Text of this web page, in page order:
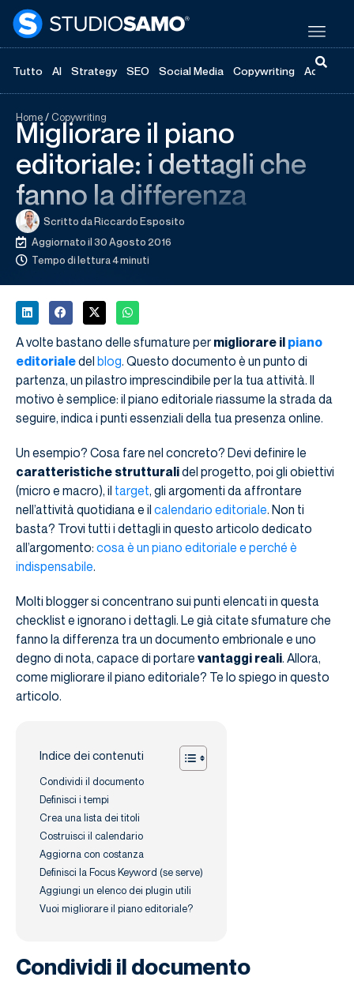
Tutto AI Strategy SEO Social Media Copywriting
Home/ Copywriting
Migliorare il piano
editoriale: i dettagli che
fanno la differenza
Scritto daRiccardo Esposito
Aggiornato il 30 Agosto 2016
Tempo di lettura 4 minuti
A volte bastano delle sfumature permigliorare il piano
editorialedel blog. Questo documento è un punto di
partenza, un pilastro imprescindibile per la tua attività. Il
motivo è semplice: il piano editoriale riassume la strada da
seguire, indica i punti essenziali della tua presenza online.
Un esempio? Cosa fare nel concreto? Devi definire le
caratteristiche strutturalidel progetto, poi gli obiettivi
(micro e macro), il target, gli argomenti da affrontare
nell’attività quotidiana e il calendario editoriale. Non ti
basta? Trovi tutti i dettagli in questo articolo dedicato
all’argomento: cosa è un piano editoriale e perché è
indispensabile.
Molti blogger si concentrano sui punti elencati in questa
checklist e ignorano i dettagli. Le già citate sfumature che
fanno la differenza tra un documento embrionale e uno
degno di nota, capace di portare vantaggi reali. Allora,
come migliorare il piano editoriale? Te lo spiego in questo
articolo.
Indice dei contenuti
Condividi il documento
Definisci i tempi
Crea una lista dei titoli
Costruisci il calendario
Aggiorna con costanza
Definisci la Focus Keyword (se serve)
Aggiungi un elenco dei plugin utili
Vuoi migliorare il piano editoriale?
Condividi il documento